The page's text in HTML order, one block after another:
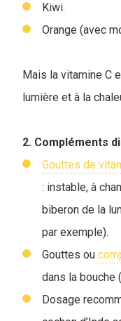
Kiwi.
Orange (avec
Mais la vitamine C
lumière et à la
2. Compléments
Gouttes de
: instable, à
biberon de la
par exemple).
Gouttes ou
dans la bouche
Dosage